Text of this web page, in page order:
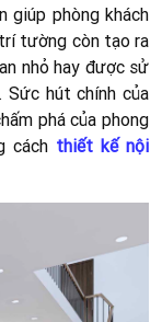
giúp phòng khách
tường còn tạo ra
nhỏ hay được sử
Sức hút chính của
phá của phong
cách thiết kế nội